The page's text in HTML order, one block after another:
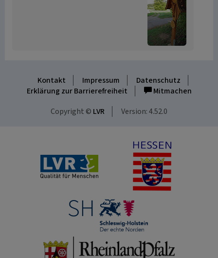
Kontakt Impressum
Datenschutz
Erklärung zur Barrierefreiheit
Mitmachen
Copyright © LVR Version: 4.52.0